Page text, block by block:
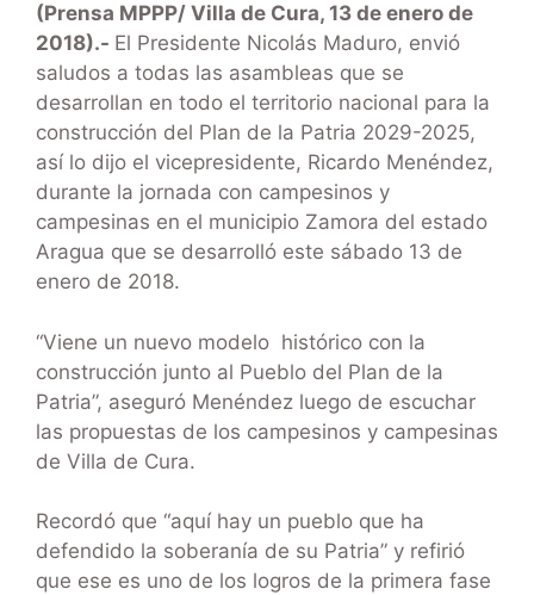
(Prensa MPPP/ Villa de Cura, 13 de enero de
2018).- El Presidente Nicolás Maduro, envió
saludos a todas las asambleas que se
desarrollan en todo el territorio nacional para la
construcción del Plan de la Patria 2029-2025,
así lo dijo el vicepresidente, Ricardo Menéndez,
durante la jornada con campesinos y
campesinas en el municipio Zamora del estado
Aragua que se desarrolló este sábado 13 de
enero de 2018.
“Viene un nuevo modelo histórico con la
construcción junto al Pueblo del Plan de la
Patria”, aseguró Menéndez luego de escuchar
las propuestas de los campesinos y campesinas
de Villa de Cura.
Recordó que “aquí hay un pueblo que ha
defendido la soberanía de su Patria” y refirió
que ese es uno de los logros de la primera fase